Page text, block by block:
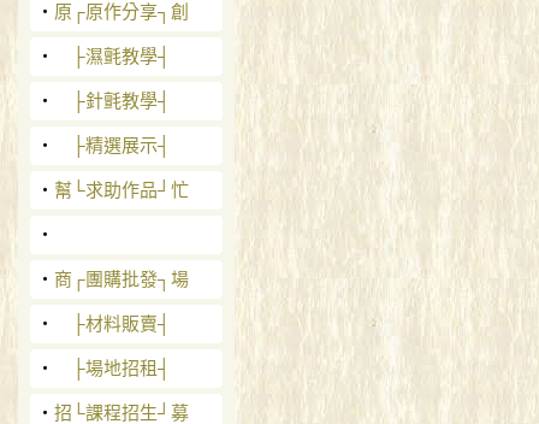
‧ 原┌原作分享┐創
‧ ├濕氈教學┤
‧ ├針氈教學┤
‧ ├精選展示┤
‧ 幫└求助作品┘忙
‧
‧ 商┌團購批發┐場
‧ ├材料販賣┤
‧ ├場地招租┤
‧ 招└課程招生┘募